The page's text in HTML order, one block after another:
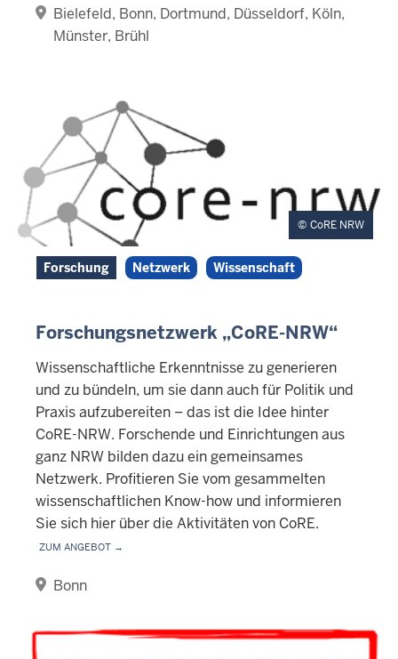
Bielefeld Bonn Dortmund Düsseldorf Köln
Münster Brühl
CoRE NRW
Forschung Netzwerk Wissenschaft
Forschungsnetzwerk „CoRE-NRW“
Wissenschaftliche Erkenntnisse zu generieren
und zu bündeln, um sie dann auch für Politik und
Praxis aufzubereiten – das ist die Idee hinter
CoRE-NRW. Forschende und Einrichtungen aus
ganz NRW bilden dazu ein gemeinsames
Netzwerk. Profitieren Sie vom gesammelten
wissenschaftlichen Know-how und informieren
Sie sich hier über die Aktivitäten von CoRE.
Zum Angebot →
Bonn